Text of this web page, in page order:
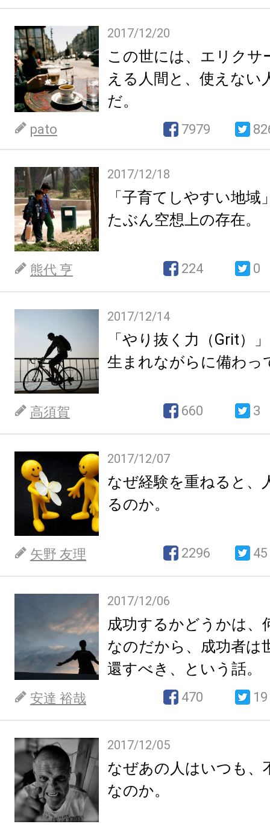
2017/12/20
この世には、エリクサ
える人間と、使えない
だ。
pato 7979
2017/12/18
「子育てしやすい地
たぶん空想上の存在。
熊代 亨 224 0
2017/12/14
「やり抜く力（Grit）
生まれながらに備わっ
高須賀 660 3
2017/12/07
なぜ経験を重ねると、
るのか。
矢野 友理 2296 45
2017/12/06
成功するかどうかは、
なのだから、成功者は
還すべき、という話。
安達 裕哉 470 19
2017/12/05
なぜあの人はいつも、
なのか。